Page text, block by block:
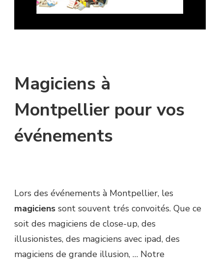
Magiciens à
Montpellier pour vos
événements
Lors des événements à Montpellier, les
magiciens sont souvent trés convoités. Que ce
soit des magiciens de close-up, des
illusionistes, des magiciens avec ipad, des
magiciens de grande illusion, … Notre